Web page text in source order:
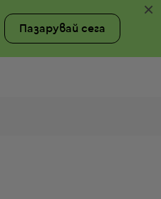
Пазарувай сега
×